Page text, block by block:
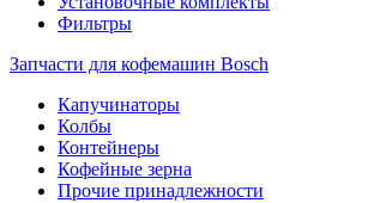
Фильтры
Запчасти для кофемашин Bosch
Капучинаторы
Колбы
Контейнеры
Кофейные зерна
Прочие принадлежности